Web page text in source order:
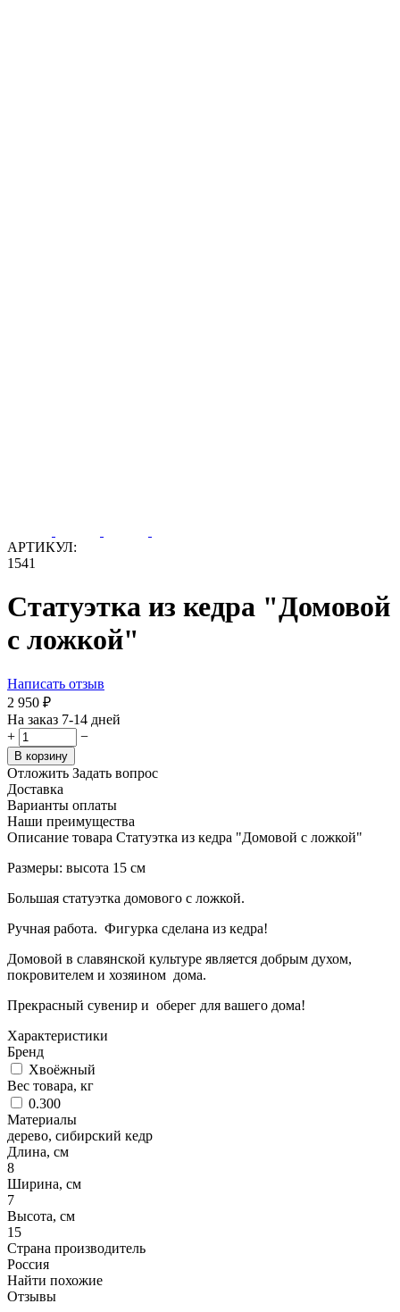
АРТИКУЛ:
1541
Статуэтка из кедра "Домовой
с ложкой"
Написать отзыв
2 950 ₽
На заказ 7-14 дней
+
−
В корзину
Отложить Задать вопрос
Доставка
Варианты оплаты
Наши преимущества
Описание товара Статуэтка из кедра "Домовой с ложкой"
Размеры: высота 15 см
Большая статуэтка домового с ложкой.
Ручная работа. Фигурка сделана из кедра!
Домовой в славянской культуре является добрым духом,
покровителем и хозяином дома.
Прекрасный сувенир и оберег для вашего дома!
Характеристики
Бренд
Хвоёжный
Вес товара, кг
0.300
Материалы
дерево, сибирский кедр
Длина, см
8
Ширина, см
7
Высота, см
15
Страна производитель
Россия
Найти похожие
Отзывы